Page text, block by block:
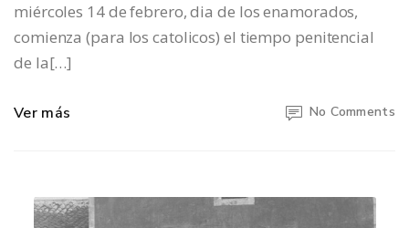
miércoles 14 de febrero, dia de los enamorados,
comienza (para los catolicos) el tiempo penitencial
de la[…]
Ver más No Comments